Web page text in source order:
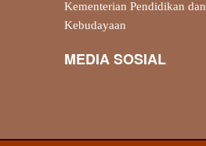
Kementerian Pendidikan dan
Kebudayaan
MEDIA SOSIAL